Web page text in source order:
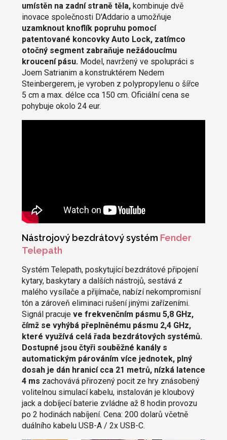
umístěn na zadní straně těla,kombinuje dvě
inovace společnosti D'Addario a umožňuje
uzamknout knoflík popruhu pomocí
patentované koncovky Auto Lock, zatímco
otočný segment zabraňuje nežádoucímu
kroucení pásu. Model, navržený ve spolupráci s
Joem Satrianim a konstruktérem Nedem
Steinbergerem, je vyroben z polypropylenu o šířce
5 cm a max. délce cca 150 cm. Oficiální cena se
pohybuje okolo 24 eur.
Nástrojový bezdrátový systém Fender
Telepath
Systém Telepath, poskytující bezdrátové připojení
kytary, baskytary a dalších nástrojů, sestává z
malého vysílače a přijímače, nabízí nekompromisní
tón a zároveň eliminaci rušení jinými zařízeními.
Signál pracuje ve frekvenčním pásmu 5,8 GHz,
čímž se vyhýbá přeplněnému pásmu 2,4 GHz,
které využívá celá řada bezdrátových systémů.
Dostupné jsou čtyři souběžné kanály s
automatickým párováním více jednotek, plný
dosah je dán hranicí cca 21 metrů, nízká latence
4 ms zachovává přirozený pocit ze hry znásobený
volitelnou simulací kabelu, instalován je kloubový
jack a dobíjecí baterie zvládne až 8 hodin provozu
po 2 hodinách nabíjení. Cena: 200 dolarů včetně
duálního kabelu USB-A / 2x USB-C.